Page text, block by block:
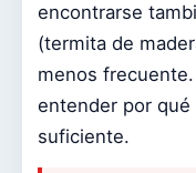
encontrarse
(termita de
menos
entender por
suficiente.